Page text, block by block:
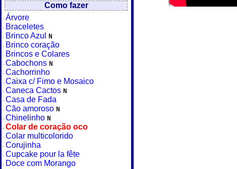
Como fazer
Árvore
Braceletes
Brinco Azul
Brinco coração
Brincos e Colares
Cabochons
Cachorrinho
Caixa c/ Fimo e Mosaico
Caneca Cactos
Casa de Fada
Cão amoroso
Chinelinho
Colar de coração oco
Colar multicolorido
Corujinha
Cupcake pour la fête
Doce com Morango